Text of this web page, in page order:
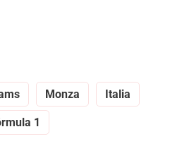
Monza Italia
1